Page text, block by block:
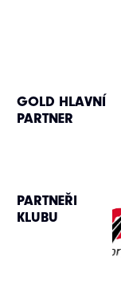
GOLD HLAVNÍ
PARTNER
PARTNEŘI
KLUBU